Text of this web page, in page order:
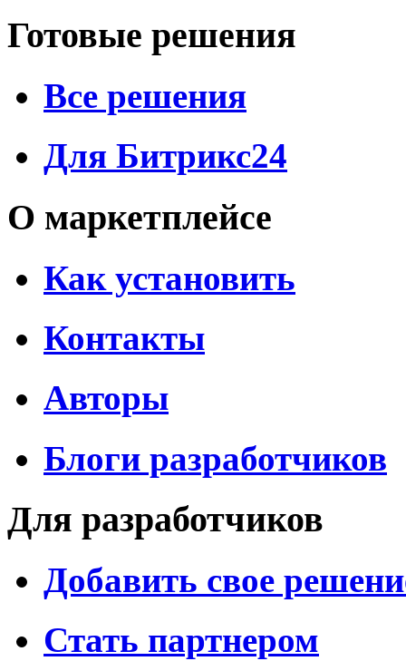
Готовые решения
Все решения
Для Битрикс24
О маркетплейсе
Как установить
Контакты
Авторы
Блоги разработчиков
Для разработчиков
Добавить свое
Стать партнером